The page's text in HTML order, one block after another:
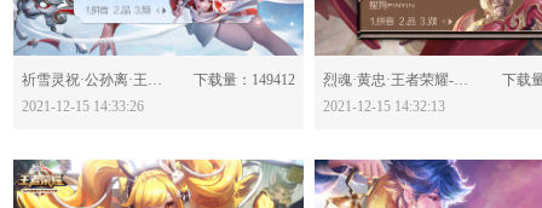
分享：
祈雪灵祝·公孙离·王者荣耀-623469
下载量：149412
2021-12-15 14:33:26
分享：
烈魂·黄忠·王者荣耀-623467
下载
2021-12-15 14:32:13